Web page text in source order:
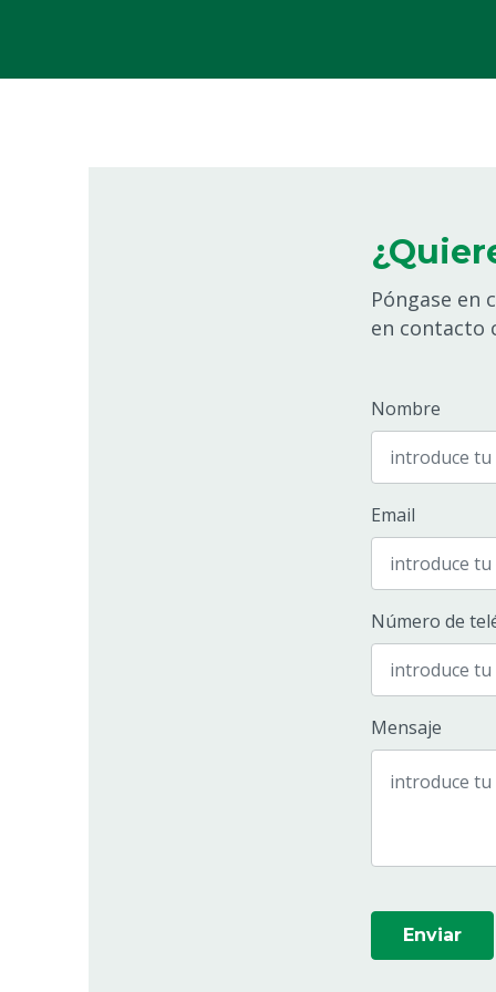
Póngase en
en contacto
Nombre
Email
Número de
Mensaje
Enviar